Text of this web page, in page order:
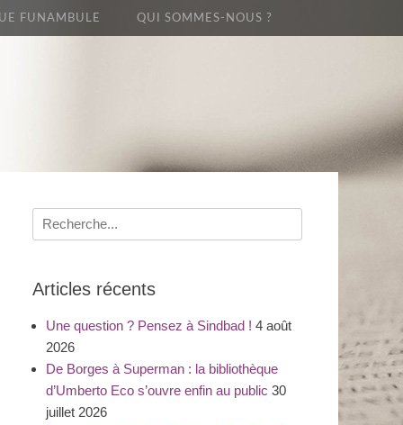
FUNAMBULE QUI SOMMES-NOUS ?
Recherche
pour
Articles récents
Une question ? Pensez à Sindbad ! 4 août
2026
De Borges à Superman : la bibliothèque
d’Umberto Eco s’ouvre enfin au public 30
juillet 2026